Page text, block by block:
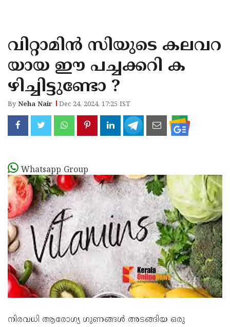
KANNUR
KASARAGOD
വിറ്റാമിന്‍ സിയുടെ കലവറ
യായ ഈ പച്ചക്കറി ക
ഴിച്ചിട്ടുണ്ടോ ?
ByNeha Nair Dec 24, 2024, 17:25 IST
Whatsapp Group
നിരവധി ആരോഗ്യ ഗുണങ്ങള്‍ അടങ്ങിയ ഒരു